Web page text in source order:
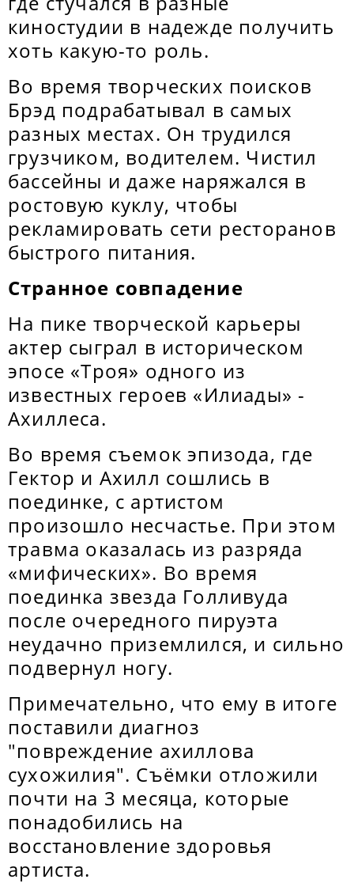
киностудии в надежде получить
хоть какую-то роль.
Во время творческих поисков
Брэд подрабатывал в самых
разных местах. Он трудился
грузчиком, водителем. Чистил
бассейны и даже наряжался в
ростовую куклу, чтобы
рекламировать сети ресторанов
быстрого питания.
Странное совпадение
На пике творческой карьеры
актер сыграл в историческом
эпосе «Троя» одного из
известных героев «Илиады» -
Ахиллеса.
Во время съемок эпизода, где
Гектор и Ахилл сошлись в
поединке, с артистом
произошло несчастье. При этом
травма оказалась из разряда
«мифических». Во время
поединка звезда Голливуда
после очередного пируэта
неудачно приземлился, и сильно
подвернул ногу.
Примечательно, что ему в итоге
поставили диагноз
"повреждение ахиллова
сухожилия". Съёмки отложили
почти на 3 месяца, которые
понадобились на
восстановление здоровья
артиста.